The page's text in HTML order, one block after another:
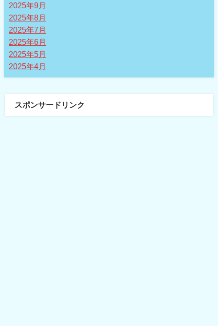
2025年9月
2025年8月
2025年7月
2025年6月
2025年5月
2025年4月
スポンサードリンク